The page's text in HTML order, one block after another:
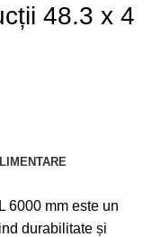
48.3 x 4
6000 mm este un
durabilitate și